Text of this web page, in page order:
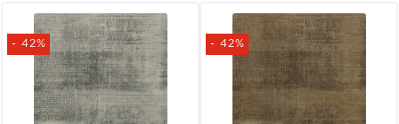
- 42% - 42%